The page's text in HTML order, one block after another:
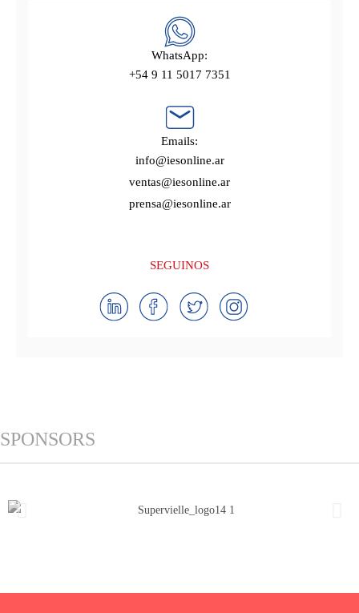
WhatsApp:
+54 9 11 5017 7351
Emails:
info@iesonline.ar
ventas@iesonline.ar
prensa@iesonline.ar
SEGUINOS
SPONSORS